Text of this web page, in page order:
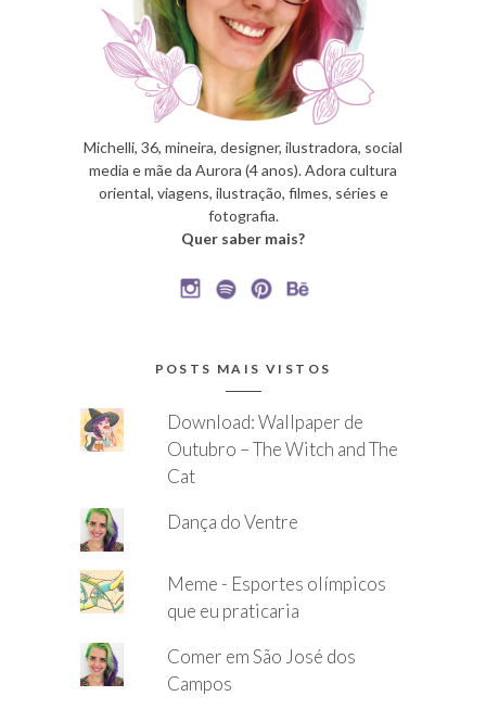
Michelli, 36, mineira, designer, ilustradora, social
media e mãe da Aurora (4 anos). Adora cultura
oriental, viagens, ilustração, filmes, séries e
fotografia.
Quer saber mais?
POSTS MAIS VISTOS
Download: Wallpaper de
Outubro – The Witch and The
Cat
Dança do Ventre
Meme - Esportes olímpicos
que eu praticaria
Comer em São José dos
Campos